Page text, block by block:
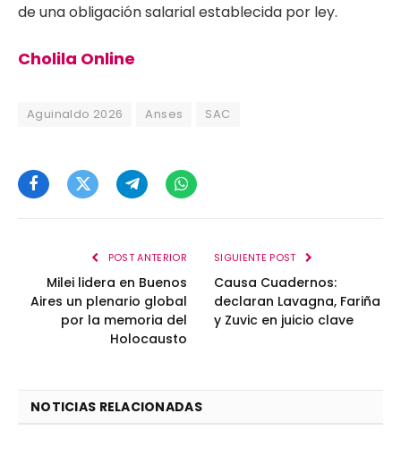
de una obligación salarial establecida por ley.
Cholila Online
Aguinaldo 2026 Anses SAC
FacebookTwitterTelegramWhatsApp
POST ANTERIOR
Milei lidera en Buenos
Aires un plenario global
por la memoria del
Holocausto
SIGUIENTE POST
Causa Cuadernos:
declaran Lavagna, Fariña
y Zuvic en juicio clave
NOTICIAS RELACIONADAS